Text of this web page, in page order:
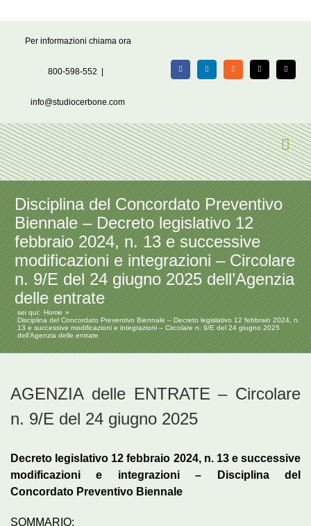
Per informazioni chiama ora
800-598-552
info@studiocerbone.com
FacebookLinkedIn Rss X Email
Disciplina del Concordato Preventivo
Biennale – Decreto legislativo 12
febbraio 2024, n. 13 e successive
modificazioni e integrazioni – Circolare
n. 9/E del 24 giugno 2025 dell’Agenzia
delle entrate
sei qui: Home
Disciplina del Concordato Preventivo Biennale – Decreto legislativo 12 febbraio 2024, n.
13 e successive modificazioni e integrazioni – Circolare n. 9/E del 24 giugno 2025
dell’Agenzia delle entrate
AGENZIA delle ENTRATE – Circolare
n. 9/E del 24 giugno 2025
Decreto legislativo 12 febbraio 2024, n. 13 e successive
modificazioni e integrazioni – Disciplina del
Concordato Preventivo Biennale
SOMMARIO: